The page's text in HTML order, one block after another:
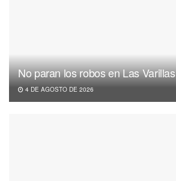
No paran los robos en Las Varillas
4 DE AGOSTO DE 2026